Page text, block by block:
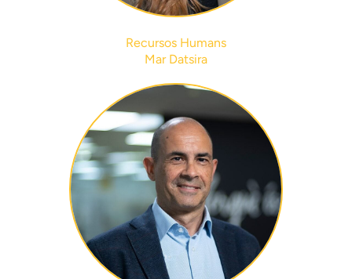
Recursos Humans
Mar Datsira